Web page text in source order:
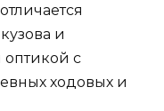
и
с
ходовых и